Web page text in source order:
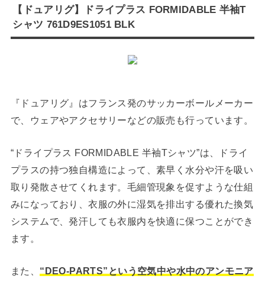
【ドュアリグ】ドライプラス FORMIDABLE 半袖T
シャツ 761D9ES1051 BLK
『ドュアリグ』はフランス発のサッカーボールメーカー
で、ウェアやアクセサリーなどの販売も行っています。
“ドライプラス FORMIDABLE 半袖Tシャツ”は、ドライ
プラスの持つ独自構造によって、素早く水分や汗を吸い
取り発散させてくれます。毛細管現象を促すような仕組
みになっており、衣服の外に湿気を排出する優れた換気
システムで、発汗しても衣服内を快適に保つことができ
ます。
また、 “DEO-PARTS”という空気中や水中のアンモニア